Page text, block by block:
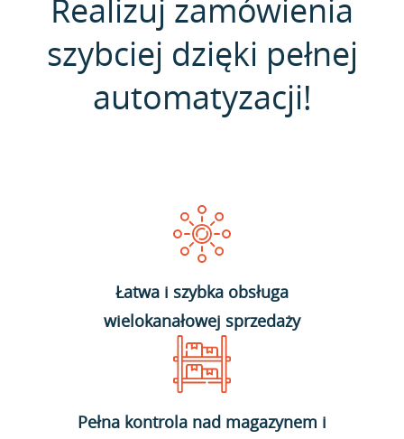
Realizuj zamówienia
szybciej dzięki pełnej
automatyzacji!
Łatwa i szybka obsługa
wielokanałowej sprzedaży
Pełna kontrola nad magazynem i